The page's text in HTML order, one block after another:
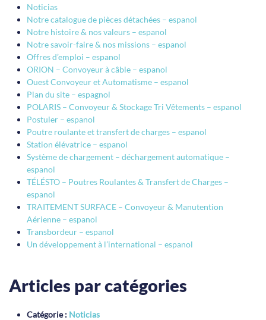
Noticias
Notre catalogue de pièces détachées – espanol
Notre histoire & nos valeurs – espanol
Notre savoir-faire & nos missions – espanol
Offres d’emploi – espanol
ORION – Convoyeur à câble – espanol
Ouest Convoyeur et Automatisme – espanol
Plan du site – espagnol
POLARIS – Convoyeur & Stockage Tri Vêtements – espanol
Postuler – espanol
Poutre roulante et transfert de charges – espanol
Station élévatrice – espanol
Système de chargement – déchargement automatique –
espanol
TÉLÉSTO – Poutres Roulantes & Transfert de Charges –
espanol
TRAITEMENT SURFACE – Convoyeur & Manutention
Aérienne – espanol
Transbordeur – espanol
Un développement à l’international – espanol
Articles par catégories
Catégorie : Noticias